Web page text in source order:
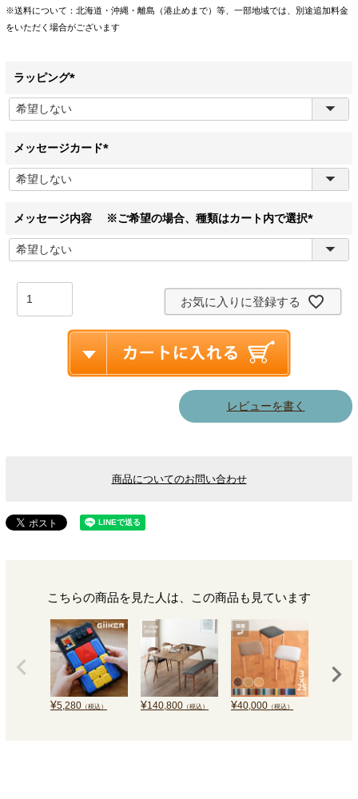
※送料について：北海道・沖縄・離島（港止めまで）等、一部地域では、別途追加料金
をいただく場合がございます
ラッピング
(
必
)
メッセージカード
(
メッセージ内容 ※ご希望の場合、種類はカート内で選択
(
)
お気に入りに登録する
レビューを書く
商品についてのお問い合わせ
こちらの商品を見た人は、この商品も見ています
¥5,280 （税込） ¥140,800 （税込） ¥40,000 （税込）